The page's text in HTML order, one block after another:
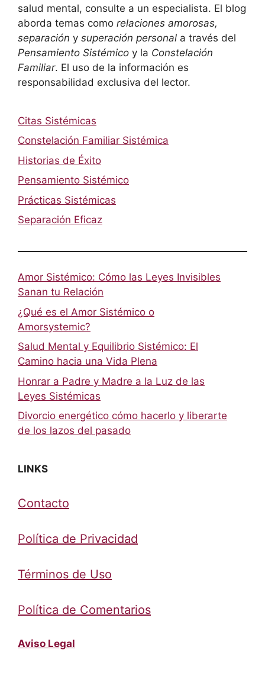
salud mental, consulte a un especialista. El blog
aborda temas como relaciones amorosas,
separación y superación personal a través del
Pensamiento Sistémico y la Constelación
Familiar. El uso de la información es
responsabilidad exclusiva del lector.
Citas Sistémicas
Constelación Familiar Sistémica
Historias de Éxito
Pensamiento Sistémico
Prácticas Sistémicas
Separación Eficaz
Amor Sistémico: Cómo las Leyes Invisibles
Sanan tu Relación
¿Qué es el Amor Sistémico o
Amorsystemic?
Salud Mental y Equilibrio Sistémico: El
Camino hacia una Vida Plena
Honrar a Padre y Madre a la Luz de las
Leyes Sistémicas
Divorcio energético cómo hacerlo y liberarte
de los lazos del pasado
LINKS
Contacto
Política de Privacidad
Términos de Uso
Política de Comentarios
Aviso Legal